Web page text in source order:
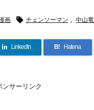
画  チェンソーマン , 中山竜
LinkedIn B! Hatena
ンサーリンク